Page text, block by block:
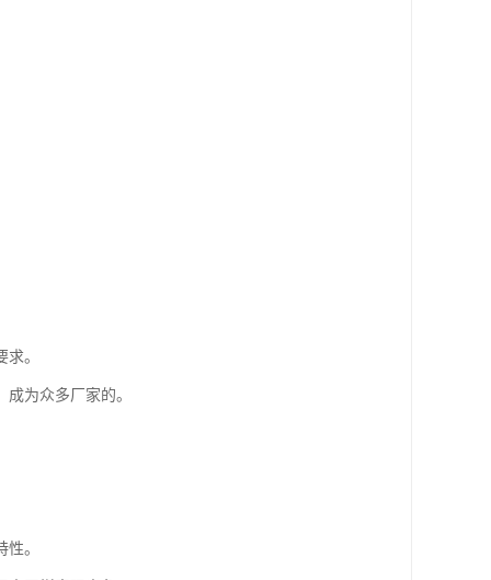
。
为众多厂家的。
。